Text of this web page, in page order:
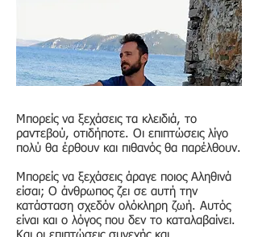
Μπορείς να ξεχάσεις τα κλειδιά, το
ραντεβού, οτιδήποτε. Οι επιπτώσεις λίγο
πολύ θα έρθουν και πιθανός θα παρέλθουν.
Μπορείς να ξεχάσεις άραγε ποιος Αληθινά
είσαι; Ο άνθρωπος ζει σε αυτή την
κατάσταση σχεδόν ολόκληρη ζωή. Αυτός
είναι και ο λόγος που δεν το καταλαβαίνει.